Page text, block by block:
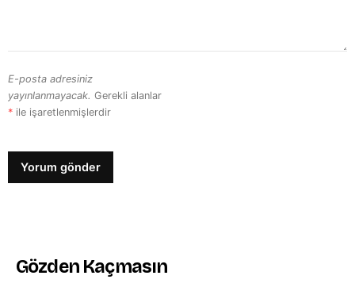
E-posta adresiniz
yayınlanmayacak. Gerekli alanlar
* ile işaretlenmişlerdir
Gözden Kaçmasın